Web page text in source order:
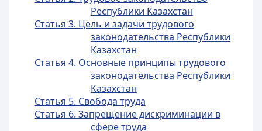
Республики Казахстан
Статья 3. Цель и задачи трудового
законодательства Республики
Казахстан
Статья 4. Основные принципы трудового
законодательства Республики
Казахстан
Статья 5. Свобода труда
Статья 6. Запрещение дискриминации в
сфере труда